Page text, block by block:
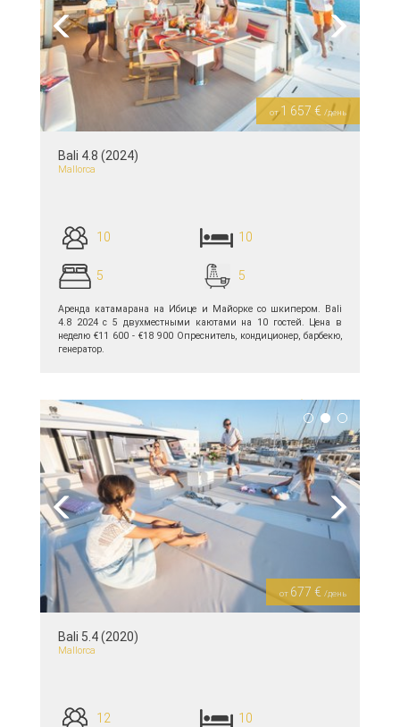
Previous Next
от1 657 € /день
Bali 4.8 (2024)
Mallorca
10 10
5 5
Аренда катамарана на Ибице и Майорке со шкипером. Bali
4.8 2024 с 5 двухместными каютами на 10 гостей. Цена в
неделю €11 600 - €18 900 Опреснитель, кондиционер, барбекю,
генератор.
подробнее >>
Previous Next
от 677 € /день
Bali 5.4 (2020)
Mallorca
12 10